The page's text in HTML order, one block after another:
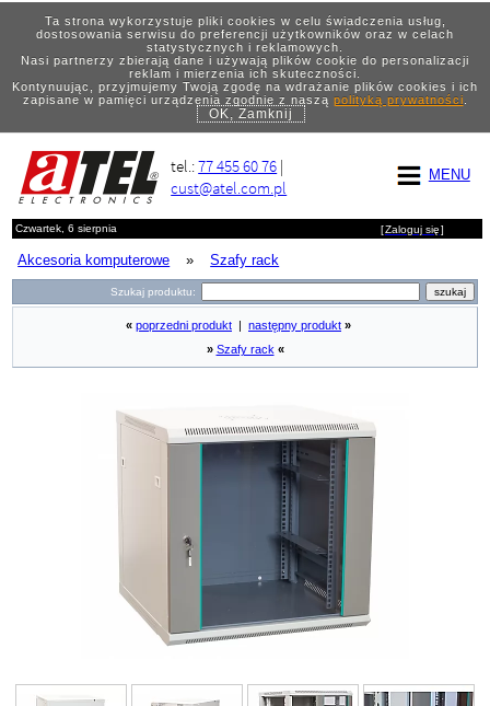
Ta strona wykorzystuje pliki cookies w celu świadczenia usług,
dostosowania serwisu do preferencji użytkowników oraz w celach
statystycznych i reklamowych.
Nasi partnerzy zbierają dane i używają plików cookie do personalizacji
reklam i mierzenia ich skuteczności.
Kontynuując, przyjmujemy Twoją zgodę na wdrażanie plików cookies i ich
zapisane w pamięci urządzenia zgodnie z naszą polityką prywatności.
OK, Zamknij
MENU
tel.:77 455 60 76 |
cust@atel.com.pl
Czwartek, 6 sierpnia [Zaloguj się]
Akcesoria komputerowe » Szafy rack
Szukaj produktu:
« poprzedni produkt następny produkt »
» Szafy rack «